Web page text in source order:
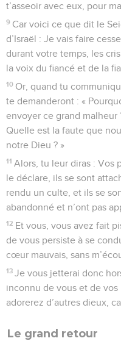
t’asseoir avec eux, pour
9 Car voici ce que dit le
d’Israël : Je vais faire
durant votre temps, les
la voix du fiancé et de la
10 Or, quand tu
te demanderont : «
envoyer ce grand malheur
Quelle est la faute que
notre Dieu ? »
11 Alors, tu leur diras : Vos
le déclare, ils se sont
rendu un culte, et ils se
abandonné et n’ont pas
12 Et vous, vous avez fait
de vous persiste à se
cœur mauvais, sans
13 Je vous jetterai donc
inconnu de vous et de
adorerez d’autres dieux,
Le grand retour